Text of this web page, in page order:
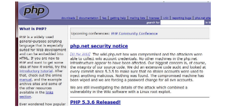
掘
｜
工
具
集”